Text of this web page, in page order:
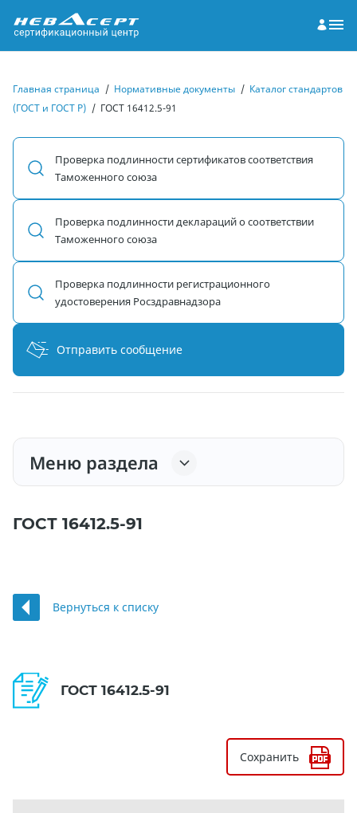
Главная страница / Нормативные документы / Каталог стандартов
(ГОСТ и ГОСТ Р) / ГОСТ 16412.5-91
Проверка подлинности сертификатов соответствия
Таможенного союза
Проверка подлинности деклараций о соответствии
Таможенного союза
Проверка подлинности регистрационного
удостоверения Росздравнадзора
Отправить сообщение
Меню раздела
ГОСТ 16412.5-91
Вернуться к списку
ГОСТ 16412.5-91
Сохранить